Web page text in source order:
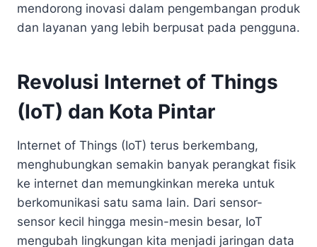
mendorong inovasi dalam pengembangan produk
dan layanan yang lebih berpusat pada pengguna.
Revolusi Internet of Things
(IoT) dan Kota Pintar
Internet of Things (IoT) terus berkembang,
menghubungkan semakin banyak perangkat fisik
ke internet dan memungkinkan mereka untuk
berkomunikasi satu sama lain. Dari sensor-
sensor kecil hingga mesin-mesin besar, IoT
mengubah lingkungan kita menjadi jaringan data